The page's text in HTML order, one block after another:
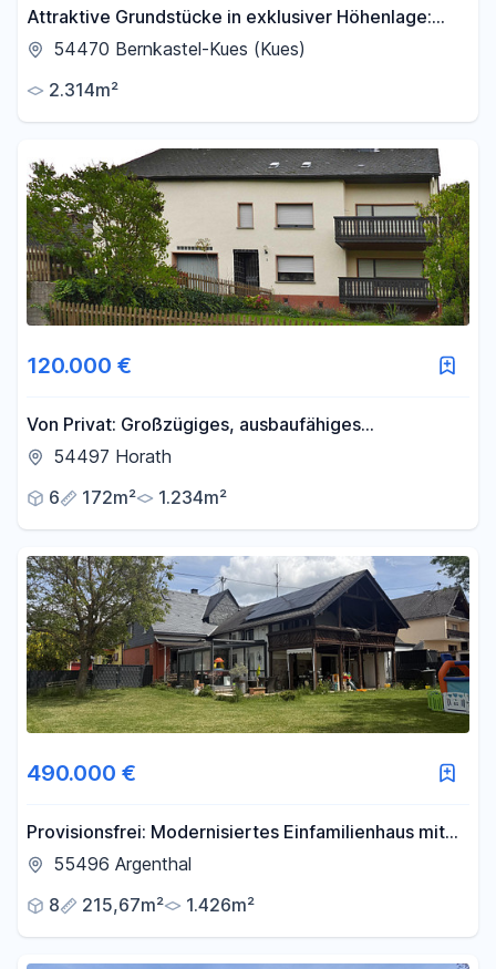
Attraktive Grundstücke in exklusiver Höhenlage:
Panoramablick über die Stadt Bernkastel
54470 Bernkastel-Kues (Kues)
2.314m²
120.000 €
Von Privat: Großzügiges, ausbaufähiges
Einfamilienwohnhaus mit Garten und
54497 Horath
6
172m² 1.234m²
490.000 €
Provisionsfrei: Modernisiertes Einfamilienhaus mit
PV, Smart Home und großem Garten
55496 Argenthal
8
215,67m² 1.426m²